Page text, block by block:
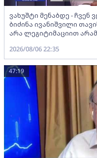
ვახუშტი მენაბდე -
ბიძინა ივანიშვილი
არა ლეგიტიმაციით
2026/08/06 22:35
47:19